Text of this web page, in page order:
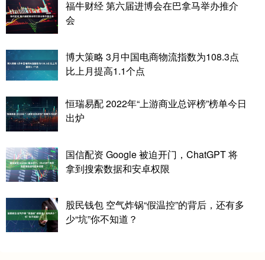
福牛财经 第六届进博会在巴拿马举办推介
会
博大策略 3月中国电商物流指数为108.3点
比上月提高1.1个点
恒瑞易配 2022年“上游商业总评榜”榜单今日
出炉
国信配资 Google 被迫开门，ChatGPT 将
拿到搜索数据和安卓权限
股民钱包 空气炸锅“假温控”的背后，还有多
少“坑”你不知道？